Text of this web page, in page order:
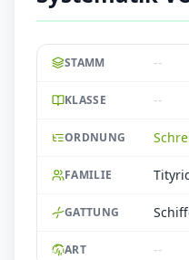
STAMM --
KLASSE --
ORDNUNG
FAMILIE
GATTUNG
ART --